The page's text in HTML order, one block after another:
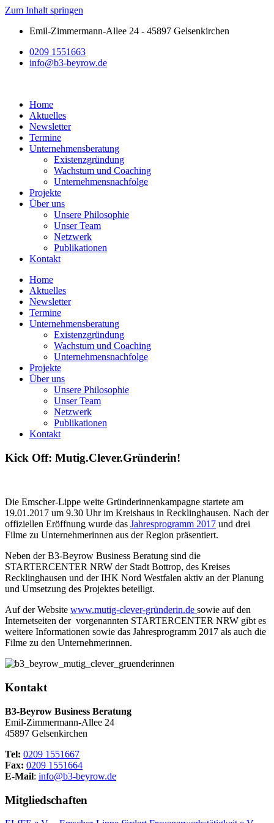
Zum Inhalt springen
Emil-Zimmermann-Allee 24 - 45897 Gelsenkirchen
0209 1551663
info@b3-beyrow.de
Home
Aktuelles
Newsletter
Termine
Unternehmensberatung
Existenzgründung
Wachstum und Coaching
Unternehmensnachfolge
Projekte
Über uns
Unsere Philosophie
Unser Team
Netzwerk
Publikationen
Kontakt
Home
Aktuelles
Newsletter
Termine
Unternehmensberatung
Existenzgründung
Wachstum und Coaching
Unternehmensnachfolge
Projekte
Über uns
Unsere Philosophie
Unser Team
Netzwerk
Publikationen
Kontakt
Kick Off: Mutig.Clever.Gründerin!
Die Emscher-Lippe weite Gründerinnenkampagne startete am
19.01.2017 um 9.30 Uhr im Kreishaus in Recklinghausen. Nach der
offiziellen Eröffnung wurde das Jahresprogramm 2017 und drei
Filme zu Unternehmerinnen aus der Region präsentiert.
Neben der B3-Beyrow Business Beratung sind die
STARTERCENTER NRW der Stadt Bottrop, des Kreises
Recklinghausen und der IHK Nord Westfalen aktiv an der Planung
und Umsetzung des Projektes beteiligt.
Auf der Website www.mutig-clever-gründerin.de sowie auf den
Internetseiten der vorgenannten STARTERCENTER NRW gibt es
weitere Informationen sowie das Jahresprogramm 2017 als auch die
Filme zu den Unternehmerinnen.
Kontakt
B3-Beyrow Business Beratung
Emil-Zimmermann-Allee 24
45897 Gelsenkirchen
Tel: 0209 1551667
Fax: 0209 1551664
E-Mail: info@b3-beyrow.de
Mitgliedschaften